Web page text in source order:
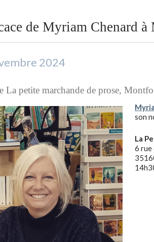
de Myriam Chenard
2024
La petite marchande de prose,
son
La
6 rue